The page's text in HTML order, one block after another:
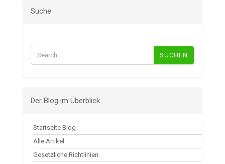
Suche
Suchen
nach:
Der Blog im Überblick
Startseite Blog
Alle Artikel
Gesetzliche Richtlinien